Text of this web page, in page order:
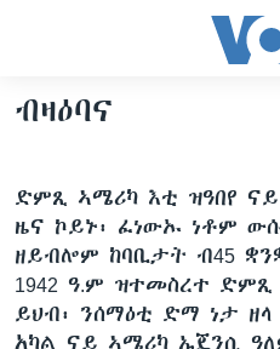
መራኸቢታት
ትሕዝቶ
ሕለፍ
ናብ
ቀንዲ
መምርሒ
ስገር
ዜና
ማእከላይ ምብራቕ
እዋናዊ ጉዳያት
ራድዮ
ፈነወ ትግርኛ 1900
ቪድዮ
ፍሉይ ዓምዲ
ብዛዕባና
ድምጺ ኣሜሪካ እቲ ዝዓበየ
ዜና ኮይኑ፡ ፈነውኡ ነቶም
ዘይብሎም ከባቢታት ብ45
1942 ዓ.ም ዝተመስረተ ድምጺ
ይህብ፡ ንሰማዕቲ ድማ ነታ
አካል ናይ ኣሜሪካ ኤጄንሲ